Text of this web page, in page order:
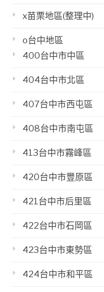
x苗栗地區(整理中)
o台中地區
400台中市中區
404台中市北區
407台中市西屯區
408台中市南屯區
413台中市霧峰區
420台中市豐原區
421台中市后里區
422台中市石岡區
423台中市東勢區
424台中市和平區